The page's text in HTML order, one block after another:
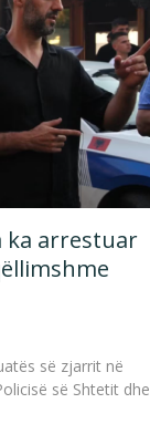
ka arrestuar
së zjarrit në
së Shtetit dhe